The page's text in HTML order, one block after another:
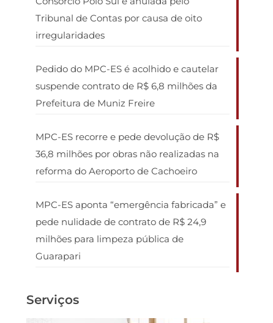
Tribunal de Contas por causa de oito
irregularidades
Pedido do MPC-ES é acolhido e cautelar
suspende contrato de R$ 6,8 milhões da
Prefeitura de Muniz Freire
MPC-ES recorre e pede devolução de R$
36,8 milhões por obras não realizadas na
reforma do Aeroporto de Cachoeiro
MPC-ES aponta “emergência fabricada” e
pede nulidade de contrato de R$ 24,9
milhões para limpeza pública de
Guarapari
Serviços